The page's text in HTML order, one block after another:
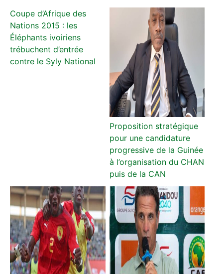
Coupe d’Afrique des
Nations 2015 : les
Éléphants ivoiriens
trébuchent d’entrée
contre le Syly National
Proposition stratégique
pour une candidature
progressive de la Guinée
à l’organisation du CHAN
puis de la CAN